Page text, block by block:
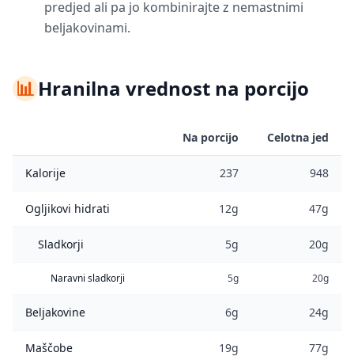
predjed ali pa jo kombinirajte z nemastnimi
beljakovinami.
📊Hranilna vrednost na porcijo
Na porcijo Celotna jed
Kalorije 237 948
Ogljikovi hidrati 12g 47g
Sladkorji 5g 20g
Naravni sladkorji 5g 20g
Beljakovine 6g 24g
Maščobe 19g 77g